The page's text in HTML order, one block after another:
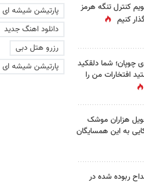
کنترل تنگه هرمز
کنیم
چوپان؛‌ شما دلقکید
افتخارات من را
هزاران موشک
به این همسایگان
ربوده شده در
پارتیشن شیشه ای
دانلود اهنگ جدید
رزرو هتل دبی
پارتیشن شیشه ای